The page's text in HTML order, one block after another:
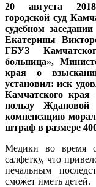
20 августа 2018
городской суд
судебном
Екатерины
ГБУЗ
больница»,
края о
установил: иск
Камчатского края
пользу
компенсацию
штраф в размере
Медики во время
салфетку, что
печальным
сможет иметь детей.